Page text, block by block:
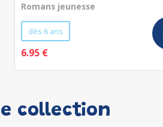
Romans jeunesse
dès 6 ans
6.95 €
collection